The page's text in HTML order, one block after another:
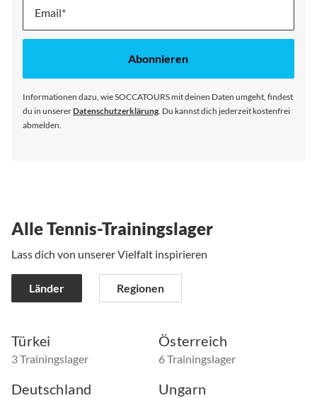
Melde
für
Abonnieren
Informationen dazu, wie SOCCATOURS mit deinen Daten umgeht, findest
du in unsererDatenschutzerklärung . Du kannst dich jederzeit kostenfrei
abmelden.
Alle Tennis-Trainingslager
Lass dich von unserer Vielfalt inspirieren
Länder Regionen
Türkei
3 Trainingslager
Österreich
6 Trainingslager
Deutschland Ungarn